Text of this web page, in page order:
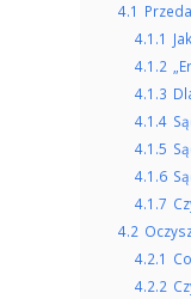
4.1
4.1.1
4.1.2
4.1.3
4.1.4
4.1.5
4.1.6
4.1.7
4.2
4.2.1
4.2.2